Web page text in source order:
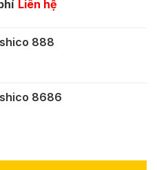
Liên hệ
888
8686